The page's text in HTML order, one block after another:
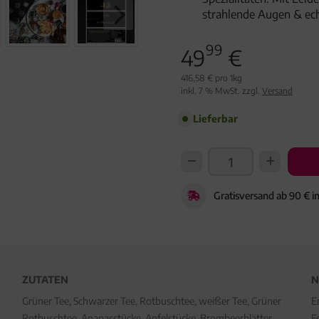
strahlende Augen &
4999 €
416,58 € pro 1kg
inkl. 7 % MwSt. zzgl. Versand
Lieferbar
Gratisversand ab 90 €
ZUTATEN
Grüner Tee, Schwarzer Tee, Rotbuschtee, weißer Tee, Grüner